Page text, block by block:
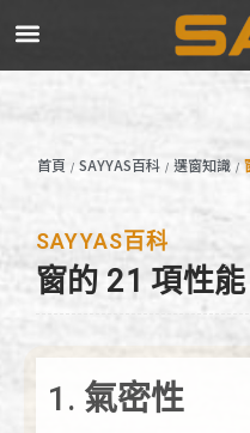
首頁 / SAYYAS百科 / 選窗知識 /
SAYYAS百科
窗的 21 項性能
1. 氣密性